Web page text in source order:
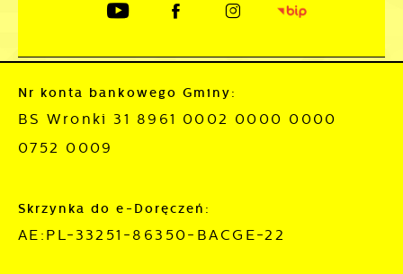
Nr konta bankowego Gminy:
BS Wronki 31 8961 0002 0000 0000
0752 0009
Skrzynka do e-Doręczeń:
AE:PL-33251-86350-BACGE-22